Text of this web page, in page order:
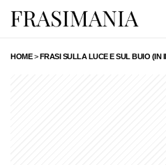
HOME>FRASI SULLA LUCE E SUL BUIO (IN